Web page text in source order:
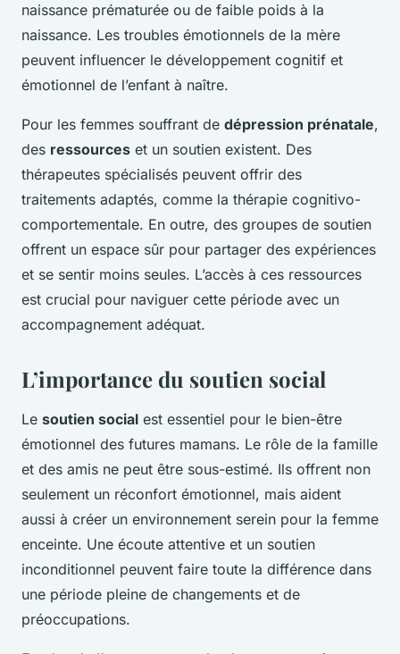
naissance prématurée ou de faible poids à la
naissance. Les troubles émotionnels de la mère
peuvent influencer le développement cognitif et
émotionnel de l’enfant à naître.
Pour les femmes souffrant de dépression prénatale,
des ressources et un soutien existent. Des
thérapeutes spécialisés peuvent offrir des
traitements adaptés, comme la thérapie cognitivo-
comportementale. En outre, des groupes de soutien
offrent un espace sûr pour partager des expériences
et se sentir moins seules. L’accès à ces ressources
est crucial pour naviguer cette période avec un
accompagnement adéquat.
L’importance du soutien social
Le soutien social est essentiel pour le bien-être
émotionnel des futures mamans. Le rôle de la famille
et des amis ne peut être sous-estimé. Ils offrent non
seulement un réconfort émotionnel, mais aident
aussi à créer un environnement serein pour la femme
enceinte. Une écoute attentive et un soutien
inconditionnel peuvent faire toute la différence dans
une période pleine de changements et de
préoccupations.